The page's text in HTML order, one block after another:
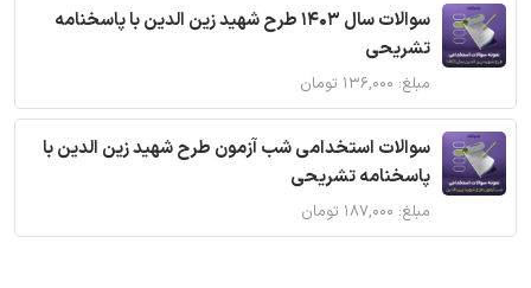
سوالات سال 1403 طرح شهید زین الدین با پاسخنامه
تشریحی
مبلغ: ۱۳۶,۰۰۰ تومان
سوالات استخدامی شب آزمون طرح شهید زین الدین با
پاسخنامه تشریحی
مبلغ: ۱۸۷,۰۰۰ تومان